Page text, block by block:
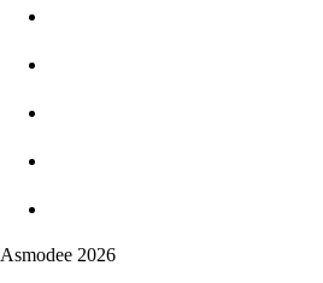
Asmodee 2026